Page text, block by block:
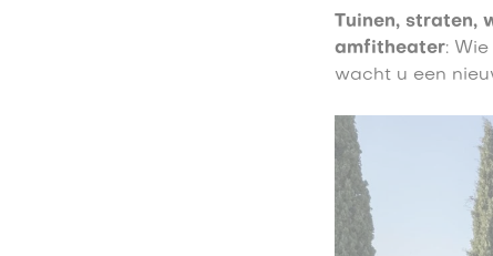
Tuinen, straten,
amfitheater:
wacht u een